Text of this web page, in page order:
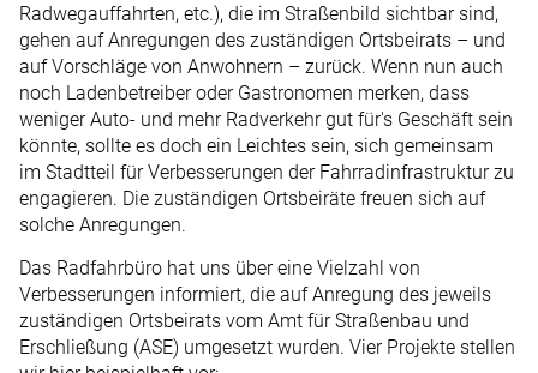
Radwegauffahrten, etc.), die im Straßenbild sichtbar sind,
gehen auf Anregungen des zuständigen Ortsbeirats – und
auf Vorschläge von Anwohnern – zurück. Wenn nun auch
noch Ladenbetreiber oder Gastronomen merken, dass
weniger Auto- und mehr Radverkehr gut für's Geschäft sein
könnte, sollte es doch ein Leichtes sein, sich gemeinsam
im Stadtteil für Verbesserungen der Fahrradinfrastruktur zu
engagieren. Die zuständigen Ortsbeiräte freuen sich auf
solche Anregungen.
Das Radfahrbüro hat uns über eine Vielzahl von
Verbesserungen informiert, die auf Anregung des jeweils
zuständigen Ortsbeirats vom Amt für Straßenbau und
Erschließung (ASE) umgesetzt wurden. Vier Projekte stellen